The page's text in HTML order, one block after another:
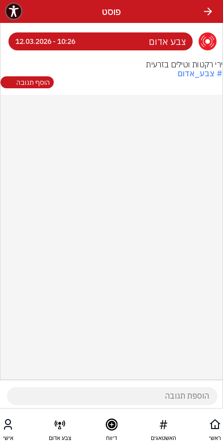
פוסט
צבע אדום 10:26 - 12.03.2026
ירי רקטות וטילים בזרעית
# צבע_אדום
הוסף תגובה
ראשי האשטאגים דיווח צבע אדום אישי